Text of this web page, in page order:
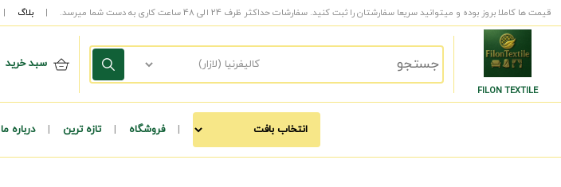
قیمت ها کاملا بروز بوده و میتوانید سریعا سفارشتان را ثبت کنید. سفارشات حداکثر ظرف 24 الی 48 ساعت کاری به دست شما میرسد. | بلاگ |
FILON TEXTILE
سبد خرید
| فروشگاه | تازه ترین | درباره ما